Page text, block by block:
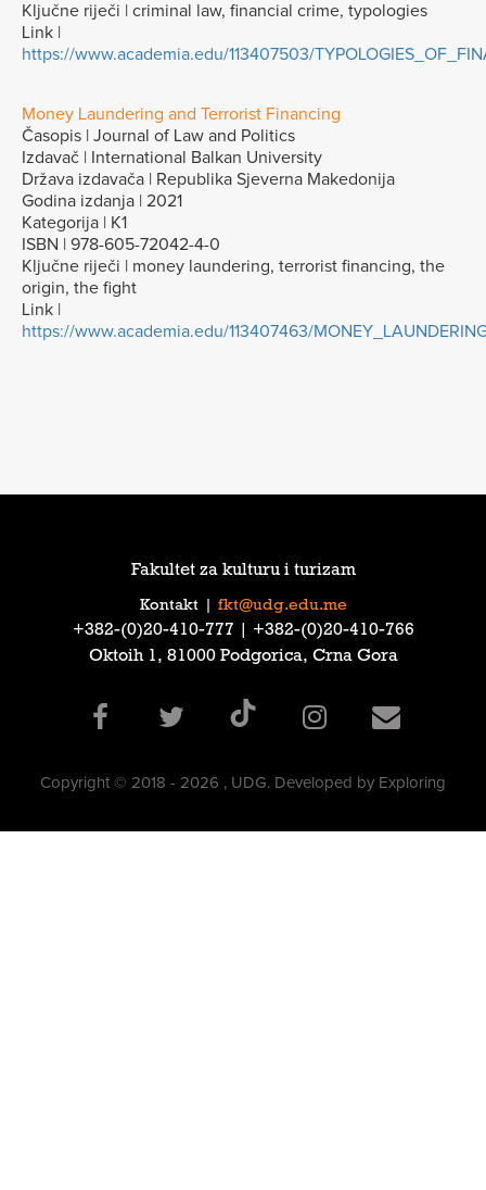
Ključne riječi | criminal law, financial crime, typologies
Link |
https://www.academia.edu/113407503/
Money Laundering and Terrorist Financing
Časopis | Journal of Law and Politics
Izdavač | International Balkan University
Država izdavača | Republika Sjeverna Makedonija
Godina izdanja | 2021
Kategorija | K1
ISBN | 978-605-72042-4-0
Ključne riječi | money laundering, terrorist financing, the
origin, the fight
Link |
https://www.academia.edu/113407463/
Fakultet za kulturu i turizam
Kontakt fkt@udg.edu.me
‎+382-(0)20-410-777‎ | ‎+382-(0)20-410-766‎
Oktoih 1, 81000 Podgorica, Crna Gora
Copyright © 2018 - 2026 , UDG. Developed by Exploring